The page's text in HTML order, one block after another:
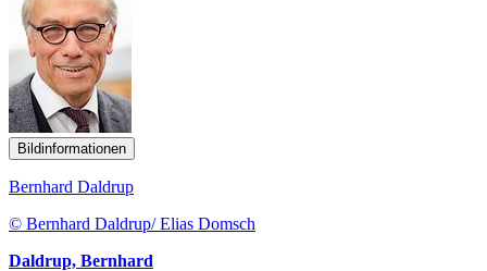
Bildinformationen
Bernhard Daldrup
© Bernhard Daldrup/ Elias Domsch
Daldrup, Bernhard